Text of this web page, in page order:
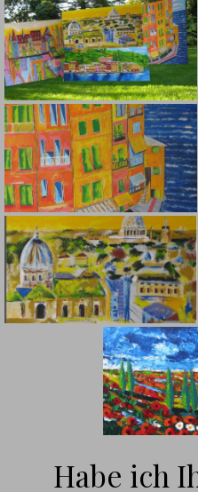
Habe ich